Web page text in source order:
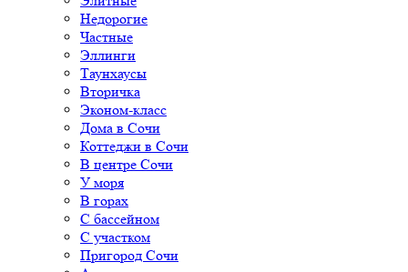
Недорогие
Частные
Эллинги
Таунхаусы
Вторичка
Эконом-класс
Дома в Сочи
Коттеджи в Сочи
В центре Сочи
У моря
В горах
С бассейном
С участком
Пригород Сочи